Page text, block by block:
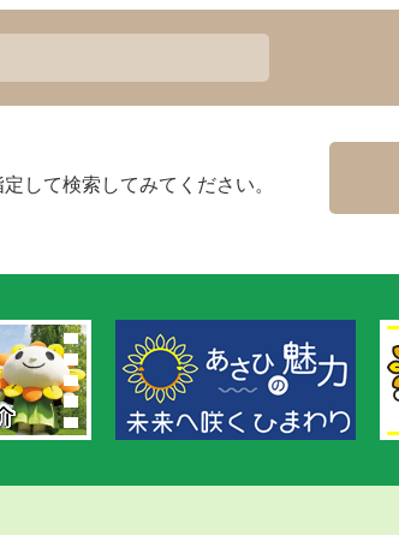
して検索してみてください。